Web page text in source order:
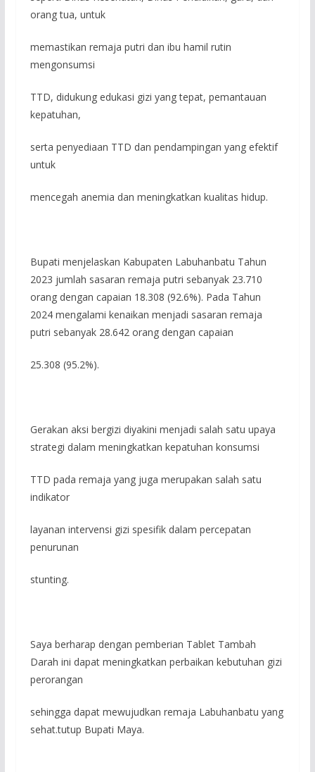
orang tua, untuk
memastikan remaja putri dan ibu hamil rutin
mengonsumsi
TTD, didukung edukasi gizi yang tepat, pemantauan
kepatuhan,
serta penyediaan TTD dan pendampingan yang efektif
untuk
mencegah anemia dan meningkatkan kualitas hidup.
Bupati menjelaskan Kabupaten Labuhanbatu Tahun
2023 jumlah sasaran remaja putri sebanyak 23.710
orang dengan capaian 18.308 (92.6%). Pada Tahun
2024 mengalami kenaikan menjadi sasaran remaja
putri sebanyak 28.642 orang dengan capaian
25.308 (95.2%).
Gerakan aksi bergizi diyakini menjadi salah satu upaya
strategi dalam meningkatkan kepatuhan konsumsi
TTD pada remaja yang juga merupakan salah satu
indikator
layanan intervensi gizi spesifik dalam percepatan
penurunan
stunting.
Saya berharap dengan pemberian Tablet Tambah
Darah ini dapat meningkatkan perbaikan kebutuhan gizi
perorangan
sehingga dapat mewujudkan remaja Labuhanbatu yang
sehat.tutup Bupati Maya.